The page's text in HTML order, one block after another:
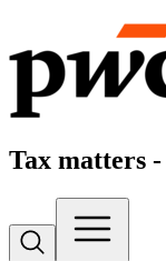
Tax matters